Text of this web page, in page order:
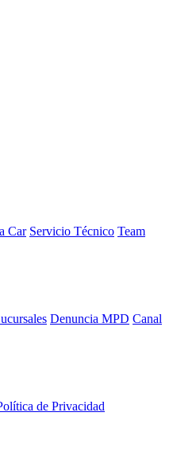
Car Servicio Técnico Team
Denuncia MPD Canal
de Privacidad